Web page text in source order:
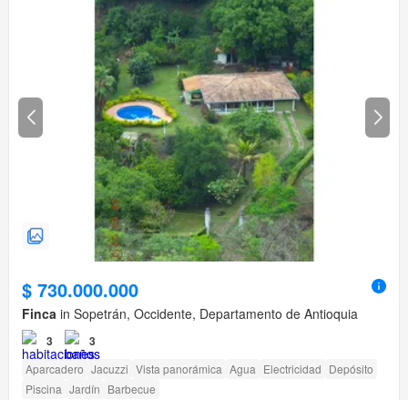
$ 730.000.000
Finca in Sopetrán, Occidente, Departamento de Antioquia
3 3
Aparcadero Jacuzzi Vista panorámica Agua Electricidad Depósito
Piscina Jardín Barbecue